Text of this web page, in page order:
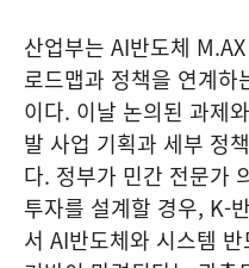
산업부는 AI반도체
로드맵과 정책을 연계
이다. 이날 논의된 과제
발 사업 기획과 세부 정
다. 정부가 민간 전문가
투자를 설계할 경우, K-
서 AI반도체와 시스템